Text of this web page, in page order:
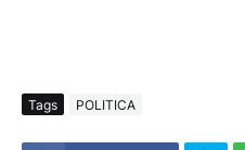
Tags POLITICA